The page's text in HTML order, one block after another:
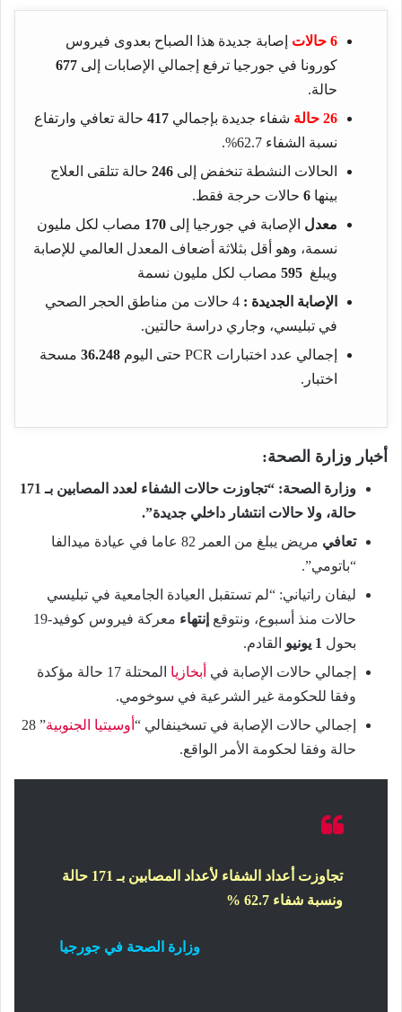
6 حالات
إصابة جديدة هذا الصباح بعدوى فيروس
كورونا في جورجيا ترفع إجمالي الإصابات إلى 677
حالة.
26 حالة
شفاء جديدة بإجمالي 417 حالة تعافي وارتفاع
نسبة الشفاء 62.7%.
الحالات النشطة تنخفض إلى 246 حالة تتلقى العلاج
بينها 6 حالات حرجة فقط.
معدل الإصابة في جورجيا إلى 170 مصاب لكل مليون
نسمة، وهو أقل بثلاثة أضعاف المعدل العالمي للإصابة
ويبلغ 595 مصاب لكل مليون نسمة
الإصابة الجديدة :
4 حالات من مناطق الحجر الصحي
في تبليسي، وجاري دراسة حالتين.
إجمالي عدد اختبارات PCR حتى اليوم
36.248 مسحة
اختبار.
أخبار وزارة الصحة:
وزارة الصحة: “تجاوزت حالات الشفاء لعدد المصابين بـ 171
حالة، ولا حالات انتشار داخلي جديدة”.
تعافي
مريض يبلغ من العمر 82 عاما في عيادة ميدالفا
“باتومي”.
ليفان راتياني: “لم تستقبل العيادة الجامعية في تبليسي
حالات منذ أسبوع، ونتوقع إنتهاء
معركة فيروس كوفيد-19
بحول 1 يونيو
القادم.
إجمالي حالات الإصابة في أبخازيا
المحتلة 17 حالة مؤكدة
وفقا للحكومة غير الشرعية في سوخومي.
إجمالي حالات الإصابة في تسخينفالي “ أوسيتيا الجنوبية
” 28
حالة وفقا لحكومة الأمر الواقع.
تجاوزت أعداد الشفاء لأعداد المصابين بـ 171 حالة
ونسبة شفاء 62.7 %
وزارة الصحة في جورجيا